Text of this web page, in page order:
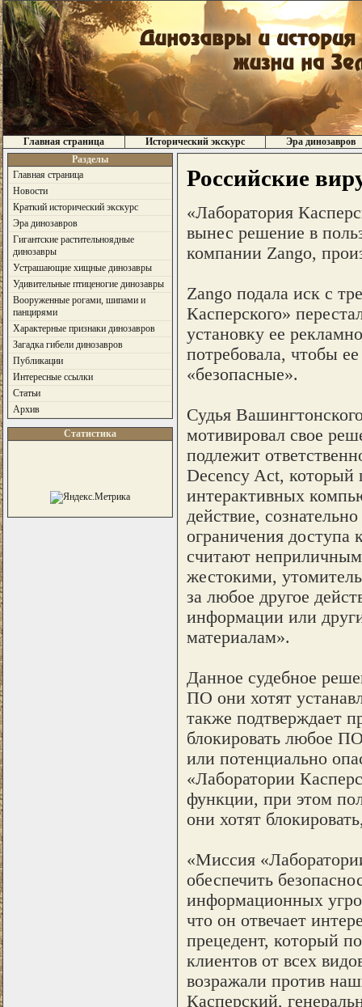
Главная страница Исторический экскурс
Эра динозавров
Разделы
Главная страница
Новости
Краткий исторический экскурс
Эра динозавров
Гигантские растительноядные
динозавры
Устрашающие хищные динозавры
Удивительные птиценогие динозавры
Вооруженные рогами, шипами и
панцирями
Характерные признаки динозавров
Загадка гибели динозавров
Публикации
Интересные ссылки
Статьи
Архив
Статистика
Российские
«Лаборатория
вынес решение в
компании Zango,
Zango подала иск с
Касперского»
установку ее
потребовала, чтобы
«безопасные».
Судья
мотивировал свое
подлежит
Decency Act, который
интерактивных
действие,
ограничения доступа
считают
жестокими,
за любое другое
информации или
материалам».
Данное судебное
ПО они хотят
также подтверждает
блокировать любое
или потенциально
«Лаборатории
функции, при этом
они хотят
«Миссия
обеспечить
информационных
что он отвечает
прецедент, который
клиентов от всех
возражали против
Касперский,